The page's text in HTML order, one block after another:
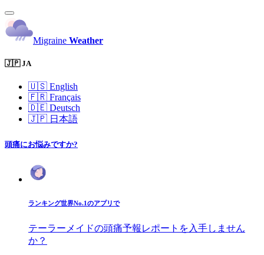
Migraine Weather
🇯🇵 JA
🇺🇸 English
🇫🇷 Français
🇩🇪 Deutsch
🇯🇵 日本語
頭痛にお悩みですか?
ランキング世界No.1のアプリで
テーラーメイドの頭痛予報レポートを入手しません
か？